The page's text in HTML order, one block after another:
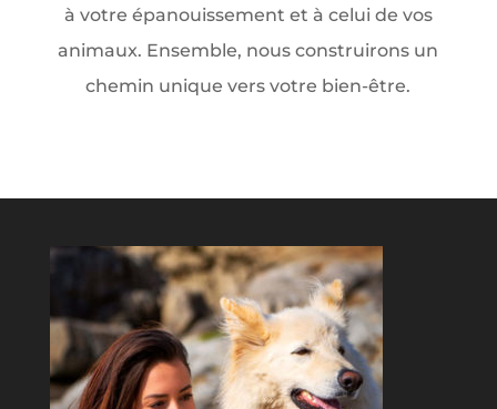
à votre épanouissement et à celui de vos
animaux. Ensemble, nous construirons un
chemin unique vers votre bien-être.